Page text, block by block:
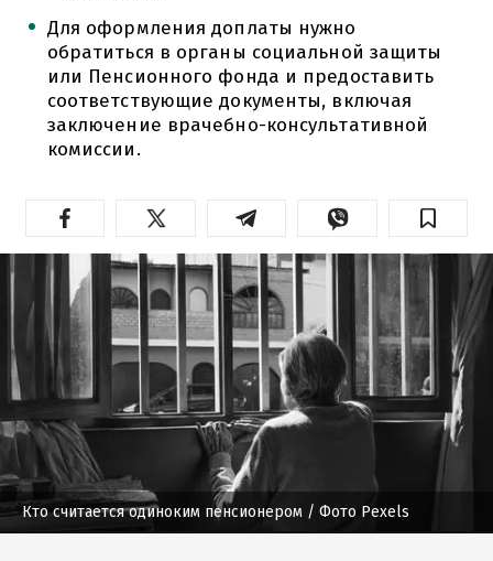
Для оформления доплаты нужно
обратиться в органы социальной защиты
или Пенсионного фонда и предоставить
соответствующие документы, включая
заключение врачебно-консультативной
комиссии.
Кто считается одиноким пенсионером / Фото Pexels